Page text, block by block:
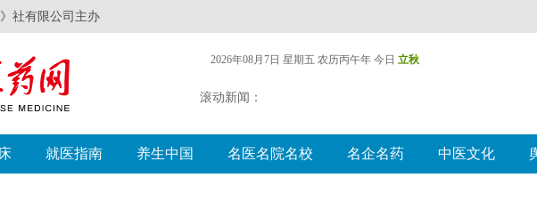
社有限公司主办
2026年08月7日 星期五 农历丙午年 今日 立秋
滚动新闻：
就医指南 养生中国 名医名院名校 名企名药 中医文化